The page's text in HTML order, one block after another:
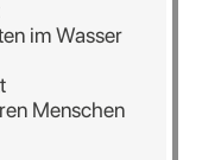
im Wasser
Menschen